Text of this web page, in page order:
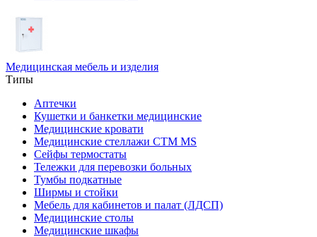
Медицинская мебель и изделия
Типы
Аптечки
Кушетки и банкетки медицинские
Медицинские кровати
Медицинские стеллажи CTM MS
Сейфы термостаты
Тележки для перевозки больных
Тумбы подкатные
Ширмы и стойки
Мебель для кабинетов и палат (ЛДСП)
Медицинские столы
Медицинские шкафы